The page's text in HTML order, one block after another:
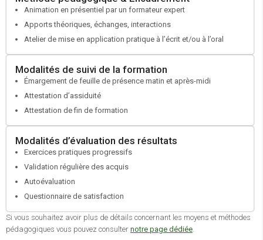
Si besoin faire une demande de cofinancement auprès de votre
OPCO
Animation en présentiel par un formateur expert
Apports théoriques, échanges, interactions
Atelier de mise en application pratique à l’écrit et/ou à l’oral
Modalités de suivi de la formation
Émargement de feuille de présence matin et après-midi
Attestation d’assiduité
Attestation de fin de formation
Modalités d’évaluation des résultats
Exercices pratiques progressifs
Validation régulière des acquis
Autoévaluation
Questionnaire de satisfaction
Si vous souhaitez avoir plus de détails concernant les moyens et méthodes
pédagogiques vous pouvez consulter notre page dédiée.